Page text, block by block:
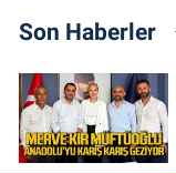
Son Haberler